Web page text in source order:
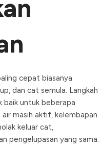
cepat biasanya
dan cat semula. Langkah
baik untuk beberapa
masih aktif, kelembapan
keluar cat,
pengelupasan yang sama.